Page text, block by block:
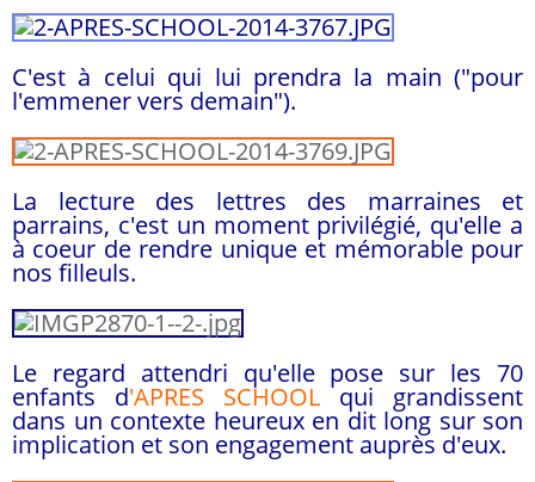
C'est à celui qui lui prendra la main ("pour
l'emmener vers demain").
La lecture des lettres des marraines et
parrains, c'est un moment privilégié, qu'elle a
à coeur de rendre unique et mémorable pour
nos filleuls.
Le regard attendri qu'elle pose sur les 70
enfants d'APRES SCHOOL qui grandissent
dans un contexte heureux en dit long sur son
implication et son engagement auprès d'eux.